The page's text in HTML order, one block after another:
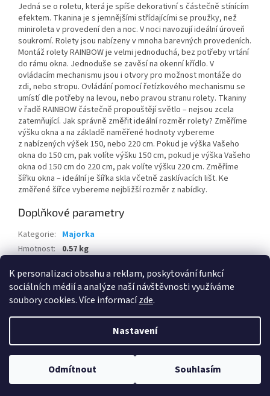
K personalizaci obsahu a reklam, poskytování funkcí
sociálních médií a analýze naší návštěvnosti využíváme
soubory cookies. Více informacízde.
Nastavení
Odmítnout Souhlasím
Jedná se o roletu, která je spíše dekorativní s částečně stínícím
efektem. Tkanina je s jemnějšími střídajícími se proužky, než
miniroleta v provedení den a noc. V noci navozují ideální úroveň
soukromí. Rolety jsou nabízeny v mnoha barevných provedeních.
Montáž rolety RAINBOW je velmi jednoduchá, bez potřeby vrtání
do rámu okna. Jednoduše se zavěsí na okenní křídlo. V
ovládacím mechanismu jsou i otvory pro možnost montáže do
zdi, nebo stropu. Ovládání pomocí řetízkového mechanismu se
umístí dle potřeby na levou, nebo pravou stranu rolety. Tkaniny
v řadě RAINBOW částečně propouštějí světlo – nejsou zcela
zatemňující. Jak správně změřit ideální rozměr rolety? Změříme
výšku okna a na základě naměřené hodnoty vybereme
z nabízených výšek 150, nebo 220 cm. Pokud je výška Vašeho
okna do 150 cm, pak volíte výšku 150 cm, pokud je výška Vašeho
okna od 150 cm do 220 cm, pak volíte výšku 220 cm. Změříme
šířku okna – ideální je šířka skla včetně zasklívacích lišt. Ke
změřené šířce vybereme nejbližší rozměr z nabídky.
Doplňkové parametry
Kategorie: Majorka
Hmotnost: 0.57 kg
Copyright 2026Praktis.cz. Všechna práva vyhrazena.Upravit